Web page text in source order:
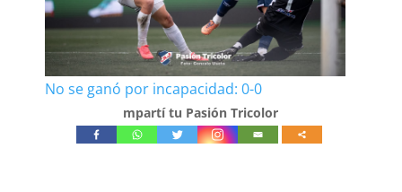
No se ganó por incapacidad: 0-0
mpartí tu Pasión Tricolor